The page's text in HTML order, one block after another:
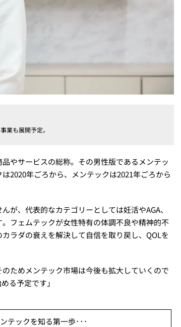
業も展開予定。
やサービスの総称。その男性版であるメンテッ
2020年ごろから、メンテックは2021年ごろから
が、代表的なカテゴリーとしては妊活やAGA、
フェムテックが女性特有の体調不良や精神的不
ラダの衰えを解決して自信を取り戻し、QOLを
ためメンテック市場は今後も拡大していくので
る予定です」
テックを知る第一歩･･･